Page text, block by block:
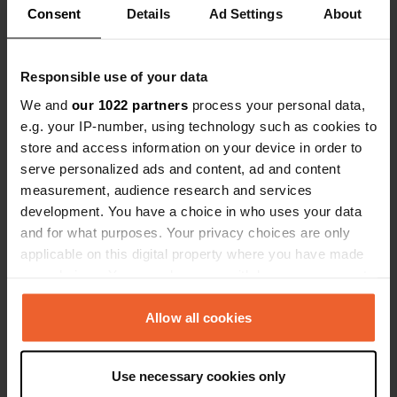
Consent Details Ad Settings About
Responsible use of your data
We and our 1022 partners process your personal data,
e.g. your IP-number, using technology such as cookies to
store and access information on your device in order to
serve personalized ads and content, ad and content
measurement, audience research and services
development. You have a choice in who uses your data
and for what purposes. Your privacy choices are only
applicable on this digital property where you have made
any time from the Cookie Declaration or by clicking on
the Privacy trigger icon.
Collect information about your geographical location
Allow all cookies
Use necessary cookies only
Contact
Emplacement
Quai du Docteur Adolphe Hamai
08170, Haybes, France
Coordonnées
Copie
Code du site